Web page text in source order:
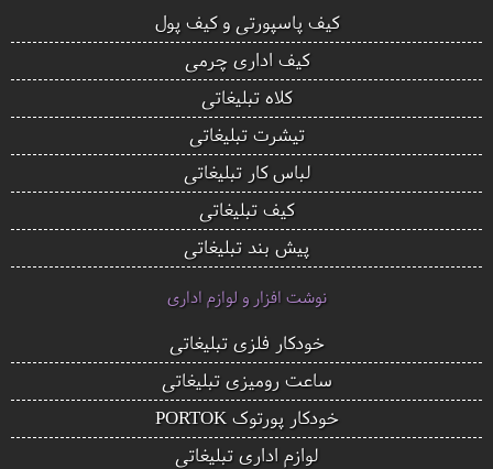
کیف پاسپورتی و کیف پول
کیف اداری چرمی
کلاه تبلیغاتی
تیشرت تبلیغاتی
لباس کار تبلیغاتی
کیف تبلیغاتی
پیش بند تبلیغاتی
نوشت افزار و لوازم اداری
خودکار فلزی تبلیغاتی
ساعت رومیزی تبلیغاتی
خودکار پورتوک PORTOK
لوازم اداری تبلیغاتی